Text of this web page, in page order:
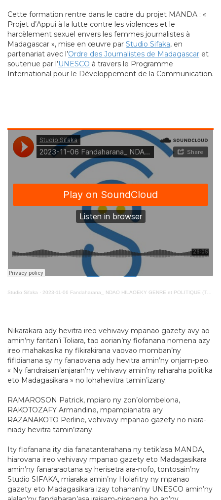
Cette formation rentre dans le cadre du projet MANDA : «
Projet d’Appui à la lutte contre les violences et le
harcèlement sexuel envers les femmes journalistes à
Madagascar », mise en œuvre par Studio Sifaka, en
partenariat avec l’Ordre des Journalistes de Madagascar et
soutenue par l’UNESCO à travers le Programme
International pour le Développement de la Communication.
Studio Sifaka · 2023-11-06 Fandaharana_ NDAO HILAOEKY GENRE et POLITIQUE (TULEAR)
Nikarakara ady hevitra ireo vehivavy mpanao gazety avy ao
amin’ny faritan’i Toliara, tao aorian’ny fiofanana nomena azy
ireo mahakasika ny fikirakirana vaovao momban’ny
fifidianana sy ny fanaovana ady hevitra amin’ny onjam-peo.
« Ny fandraisan’anjaran’ny vehivavy amin’ny raharaha politika
eto Madagasikara » no lohahevitra tamin’izany.
RAMAROSON Patrick, mpiaro ny zon’olombelona,
RAKOTOZAFY Armandine, mpampianatra ary
RAZANAKOTO Perline, vehivavy mpanao gazety no niara-
niady hevitra tamin’izany.
Ity fiofanana ity dia fanatanterahana ny tetik’asa MANDA,
hiarovana ireo vehivavy mpanao gazety eto Madagasikara
amin’ny fanararaotana sy herisetra ara-nofo, tontosain’ny
Studio SIFAKA, miaraka amin’ny Holafitry ny mpanao
gazety eto Madagasikara izay tohanan’ny UNESCO amin’ny